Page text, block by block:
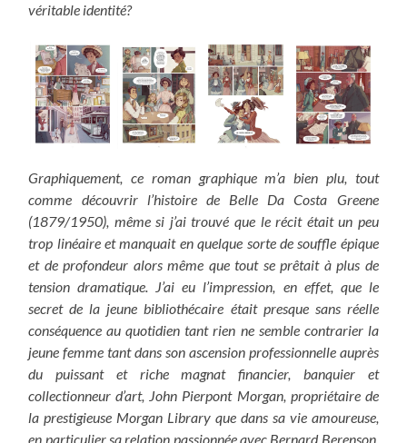
véritable identité?
Graphiquement, ce roman graphique m’a bien plu, tout
comme découvrir l’histoire de Belle Da Costa Greene
(1879/1950), même si j’ai trouvé que le récit était un peu
trop linéaire et manquait en quelque sorte de souffle épique
et de profondeur alors même que tout se prêtait à plus de
tension dramatique. J’ai eu l’impression, en effet, que le
secret de la jeune bibliothécaire était presque sans réelle
conséquence au quotidien tant rien ne semble contrarier la
jeune femme tant dans son ascension professionnelle auprès
du puissant et riche magnat financier, banquier et
collectionneur d’art, John Pierpont Morgan, propriétaire de
la prestigieuse Morgan Library que dans sa vie amoureuse,
en particulier sa relation passionnée avec Bernard Berenson,